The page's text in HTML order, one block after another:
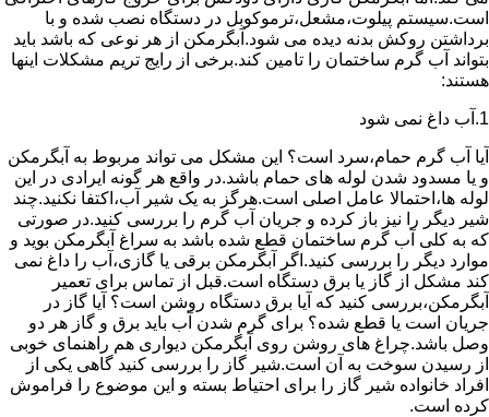
است.سیستم پیلوت،مشعل،ترموکوبل در دستگاه نصب شده و با
برداشتن روکش بدنه دیده می شود.آبگرمکن از هر نوعی که باشد باید
بتواند آب گرم ساختمان را تامین کند.برخی از رایج تریم مشکلات اینها
هستند:
1.آب داغ نمی شود
آیا آب گرم حمام،سرد است؟ این مشکل می تواند مربوط به آبگرمکن
و یا مسدود شدن لوله های حمام باشد.در واقع هر گونه ایرادی در این
لوله ها،احتمالا عامل اصلی است.هرگز به یک شیر آب،اکتفا نکنید.چند
شیر دیگر را نیز باز کرده و جریان آب گرم را بررسی کنید.در صورتی
که به کلی آب گرم ساختمان قطع شده باشد به سراغ آبگرمکن بوید و
موارد دیگر را بررسی کنید.اگر آبگرمکن برقی یا گازی،آب را داغ نمی
کند مشکل از گاز یا برق دستگاه است.قبل از تماس برای تعمیر
آبگرمکن،بررسی کنید که آیا برق دستگاه روشن است؟ آیا گاز در
جریان است یا قطع شده؟ برای گرم شدن آب باید برق و گاز هر دو
وصل باشد.چراغ های روشن روی آبگرمکن دیواری هم راهنمای خوبی
از رسیدن سوخت به آن است.شیر گاز را بررسی کنید گاهی یکی از
افراد خانواده شیر گاز را برای احتیاط بسته و این موضوع را فراموش
کرده است.